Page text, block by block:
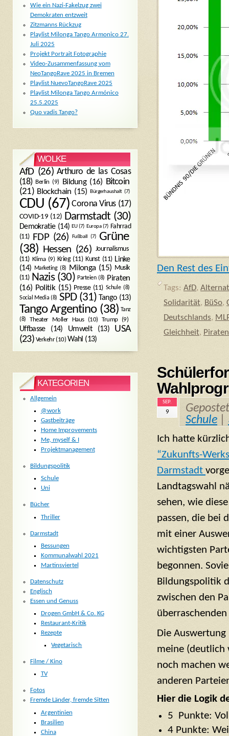
Den Rest des
Tags: AfD,
Solidarität, BüSo,
Deutschlands,
Gleichheit, Piraten
SEP.
9
Schule
Ich hatte
“Zukunfts-
Darmstadt
Landtagswahl
sehen, wie
passen, die bei
mit einer
wichtigsten
begonnen.
Bildungspolitik
zwischen den
Die Auswertung
meine (deutlich
noch machen
anderen
Hier die Logik
5 Punkte:
4 Punkte:
Wie ein Nazi-Fakelzug zwei
Demokraten entzweit
Zitzmanns Rückzug
Playlist Milonga Tango Armonico 27.
Juli 2025
Projekt Portrait Fotographie
Video-Zusammenfassung vom
NeoTangoRave 2025 in Bremen
Playlist NuevoTangoRave 2025
Playlist Milonga Tango Armónico
25.5.2025
Quo vadis Tango?
WOLKE
AfD(26) Arthuro de las Cosas
(18) Berlin (9) Bildung(16) Bitcoin
(21) Blockchain (15) Bürgerhaushalt (7)
CDU (67) Corona Virus(17)
COVID-19 (12) Darmstadt (30)
Demokratie(14) EU(7) Europa(7) Fahrrad
(11)
FDP(26) Fußball (7)
Grüne
(38) Hessen (26) Journalismus
(11) Klima(9) Krieg(11) Kunst(11) Linke
(14) Marketing(8) Milonga(15) Musik
(11) Nazis(30) Parteien(8) Piraten
(16) Politik(15) Presse(11) Schule(8)
Social Media (8) SPD(31) Tango(13)
Tango Argentino(38) Tanz
(8)
Theater Moller Haus(10) Trump(9)
Uffbasse(14) Umwelt(13)
USA
(23) Verkehr(10) Wahl (13)
KATEGORIEN
Allgemein
@work
Gastbeiträge
Home Improvements
Me, myself & I
Projektmanagement
Bildungspolitik
Schule
Uni
Bücher
Thriller
Darmstadt
Bessungen
Kommunalwahl 2021
Martinsviertel
Datenschutz
Englisch
Essen und Genuss
Drogen GmbH & Co. KG
Restaurant-Kritik
Rezepte
Vegetarisch
Filme / Kino
TV
Fotos
Fremde Länder, fremde Sitten
Argentinien
Brasilien
China